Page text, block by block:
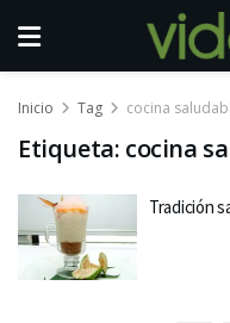
Inicio Tag cocina
Etiqueta: cocina
Tradición